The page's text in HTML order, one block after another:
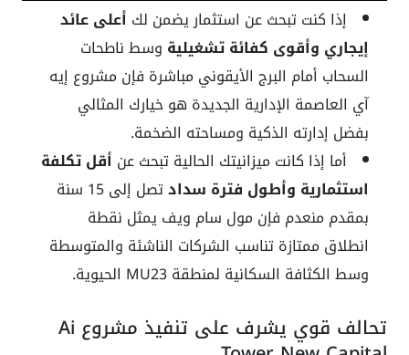
إذا كنت تبحث عن استثمار يضمن لك أعلى عائد
إيجاري وأقوى كفائة تشغيلية وسط ناطحات
السحاب أمام البرج الأيقوني مباشرة فإن مشروع إيه
آي العاصمة الإدارية الجديدة هو خيارك المثالي
بفضل إدارته الذكية ومساحته الضخمة.
أما إذا كانت ميزانيتك الحالية تبحث عن أقل تكلفة
استثمارية وأطول فترة سداد
تصل إلى 15 سنة
بمقدم منعدم فإن مول سام ويف يمثل نقطة
انطلاق ممتازة تناسب الشركات الناشئة والمتوسطة
وسط الكثافة السكانية لمنطقة MU23 الحيوية.
تحالف قوي يشرف على تنفيذ مشروع Ai